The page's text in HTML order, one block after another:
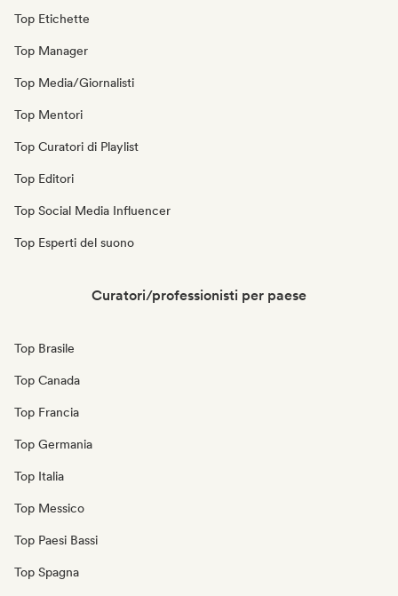
Top Etichette
Top Manager
Top Media/Giornalisti
Top Mentori
Top Curatori di Playlist
Top Editori
Top Social Media Influencer
Top Esperti del suono
Curatori/professionisti per paese
Top Brasile
Top Canada
Top Francia
Top Germania
Top Italia
Top Messico
Top Paesi Bassi
Top Spagna